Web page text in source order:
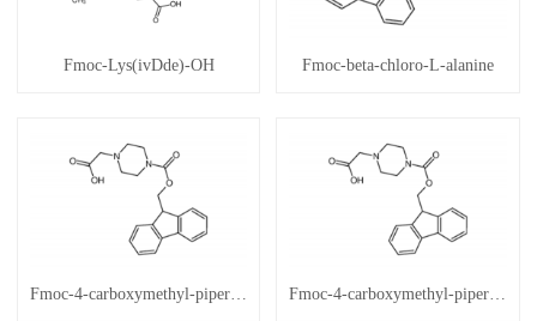
Fmoc-Lys(ivDde)-OH Fmoc-beta-chloro-L-alanine
Fmoc-4-carboxymethyl-piperazine Fmoc-4-carboxymethyl-piperazine (2)